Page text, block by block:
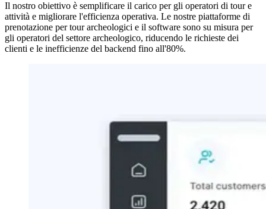
Il nostro obiettivo è semplificare il carico per gli operatori di tour e
attività e migliorare l'efficienza operativa. Le nostre piattaforme di
prenotazione per tour archeologici e il software sono su misura per
gli operatori del settore archeologico, riducendo le richieste dei
clienti e le inefficienze del backend fino all'80%.